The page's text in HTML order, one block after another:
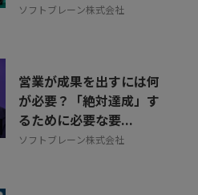
ソフトブレーン株式会社
営業が成果を出すには何
が必要？「絶対達成」す
るために必要な要...
ソフトブレーン株式会社